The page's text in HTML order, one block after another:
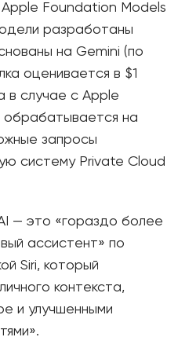
Foundation Models
разработаны
на Gemini (по
оценивается в $1
в случае с Apple
обрабатывается на
запросы
систему Private Cloud
— это «гораздо более
ассистент» по
Siri, который
контекста,
и улучшенными